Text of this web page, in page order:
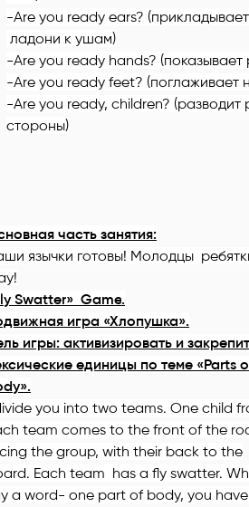
-Are you ready ears? (прикладывает
ладони к ушам)
-Are you ready hands? (показывает
-Are you ready feet? (поглаживает
-Are you ready, children? (разводит
стороны)
часть занятия:
язычки готовы! Молодцы
Swatter» Game.
игра «Хлопушка».
игры: активизировать и
единицы по теме «Parts
».
you into two teams. One child
team comes to the front of the
the group, with their back to the
Each team has a fly swatter.
a word- one part of body, you